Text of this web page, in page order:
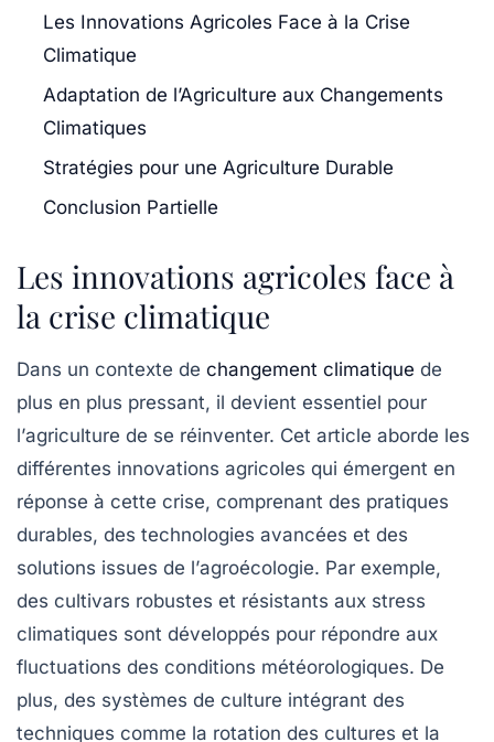
Les Innovations Agricoles Face à la Crise
Climatique
Adaptation de l’Agriculture aux Changements
Climatiques
Stratégies pour une Agriculture Durable
Conclusion Partielle
Les innovations agricoles face à
la crise climatique
Dans un contexte de changement climatique de
plus en plus pressant, il devient essentiel pour
l’agriculture de se réinventer. Cet article aborde les
différentes innovations agricoles qui émergent en
réponse à cette crise, comprenant des pratiques
durables, des technologies avancées et des
solutions issues de l’agroécologie. Par exemple,
des cultivars robustes et résistants aux stress
climatiques sont développés pour répondre aux
fluctuations des conditions météorologiques. De
plus, des systèmes de culture intégrant des
techniques comme la rotation des cultures et la